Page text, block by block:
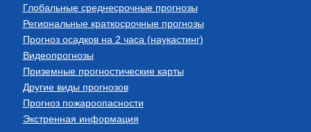
Глобальные среднесрочные прогнозы
Региональные краткосрочные прогнозы
Прогноз осадков на 2 часа (наукастинг)
Видеопрогнозы
Приземные прогностические карты
Другие виды прогнозов
Прогноз пожароопасности
Экстренная информация